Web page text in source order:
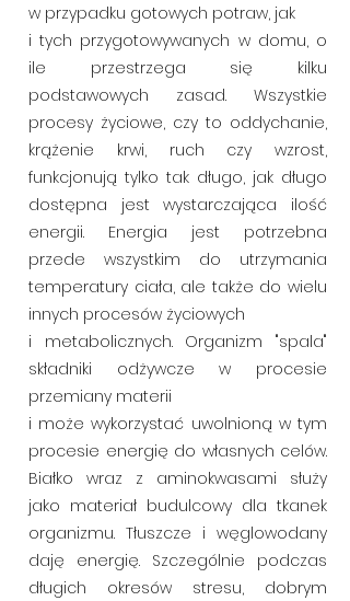
w przypadku gotowych potraw, jak
i tych przygotowywanych w domu, o
ile przestrzega się kilku
podstawowych zasad. Wszystkie
procesy życiowe, czy to oddychanie,
krążenie krwi, ruch czy wzrost,
funkcjonują tylko tak długo, jak długo
dostępna jest wystarczająca ilość
energii. Energia jest potrzebna
przede wszystkim do utrzymania
temperatury ciała, ale także do wielu
innych procesów życiowych
i metabolicznych. Organizm "spala"
składniki odżywcze w procesie
przemiany materii
i może wykorzystać uwolnioną w tym
procesie energię do własnych celów.
Białko wraz z aminokwasami służy
jako materiał budulcowy dla tkanek
organizmu. Tłuszcze i węglowodany
daję energię. Szczególnie podczas
długich okresów stresu, dobrym